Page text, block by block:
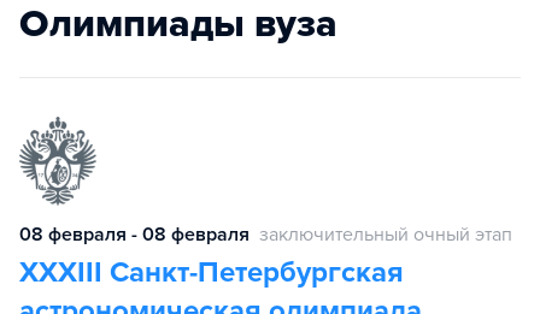
Олимпиады вуза
08 февраля - 08 февраля заключительный очный этап
XXXIII Санкт-Петербургская